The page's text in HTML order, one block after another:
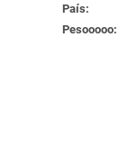
País:
Pesooooo: